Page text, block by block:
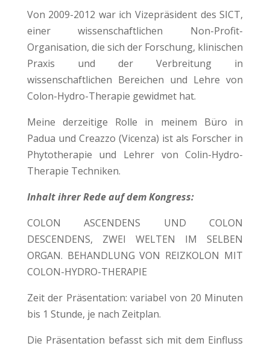
Von 2009-2012 war ich Vizepräsident des SICT,
einer wissenschaftlichen Non-Profit-
Organisation, die sich der Forschung, klinischen
Praxis und der Verbreitung in
wissenschaftlichen Bereichen und Lehre von
Colon-Hydro-Therapie gewidmet hat.
Meine derzeitige Rolle in meinem Büro in
Padua und Creazzo (Vicenza) ist als Forscher in
Phytotherapie und Lehrer von Colin-Hydro-
Therapie Techniken.
Inhalt ihrer Rede auf dem Kongress:
COLON ASCENDENS UND COLON
DESCENDENS, ZWEI WELTEN IM SELBEN
ORGAN. BEHANDLUNG VON REIZKOLON MIT
COLON-HYDRO-THERAPIE
Zeit der Präsentation: variabel von 20 Minuten
bis 1 Stunde, je nach Zeitplan.
Die Präsentation befasst sich mit dem Einfluss